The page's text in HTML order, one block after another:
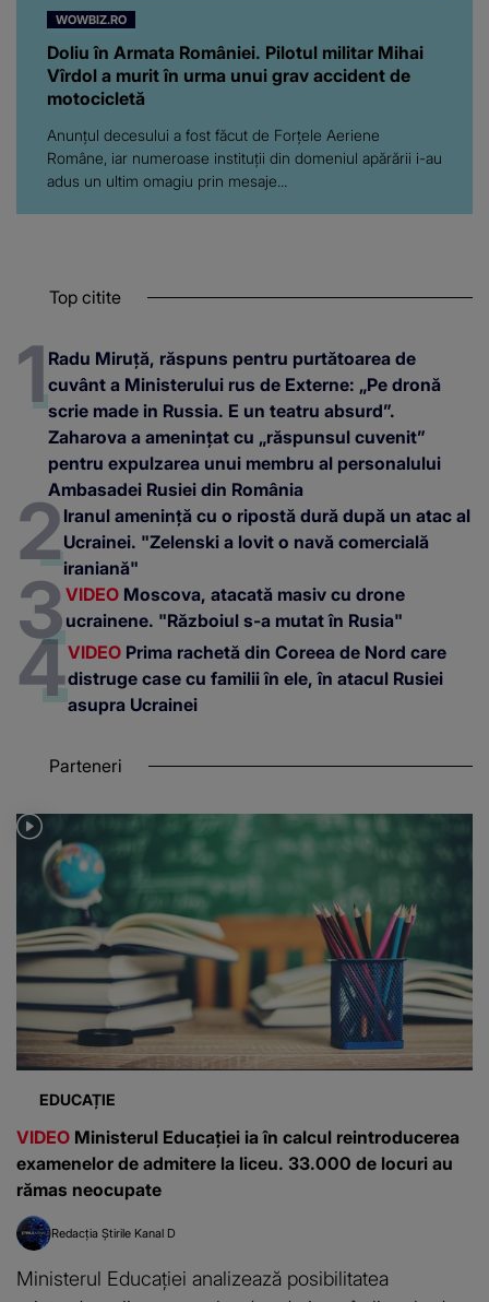
WOWBIZ.RO
Doliu în Armata României. Pilotul militar Mihai
Vîrdol a murit în urma unui grav accident de
motocicletă
Anunțul decesului a fost făcut de Forțele Aeriene
Române, iar numeroase instituții din domeniul apărării i-au
adus un ultim omagiu prin mesaje...
Top citite
Radu Miruță, răspuns pentru purtătoarea de
cuvânt a Ministerului rus de Externe: „Pe dronă
scrie made in Russia. E un teatru absurd”.
Zaharova a amenințat cu „răspunsul cuvenit”
pentru expulzarea unui membru al personalului
Ambasadei Rusiei din România
Iranul amenință cu o ripostă dură după un atac al
Ucrainei. "Zelenski a lovit o navă comercială
iraniană"
VIDEO Moscova, atacată masiv cu drone
ucrainene. "Războiul s-a mutat în Rusia"
VIDEO Prima rachetă din Coreea de Nord care
distruge case cu familii în ele, în atacul Rusiei
asupra Ucrainei
Parteneri
EDUCAȚIE
VIDEO Ministerul Educației ia în calcul reintroducerea
examenelor de admitere la liceu. 33.000 de locuri au
rămas neocupate
Redacția Știrile Kanal D
Ministerul Educației analizează posibilitatea